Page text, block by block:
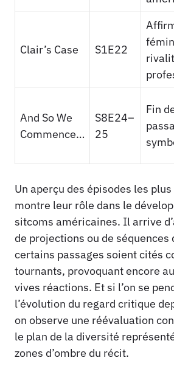
Clair’s Case S1E22
And So We
Commence…
S8E24–
25
Fin
Un aperçu des épisodes les
montre leur rôle dans le
sitcoms américaines. Il arrive
de projections ou de séquences
certains passages soient cités
tournants, provoquant encore
vives réactions. Et si l’on se
l’évolution du regard critique
on observe une réévaluation
le plan de la diversité
zones d’ombre du récit.